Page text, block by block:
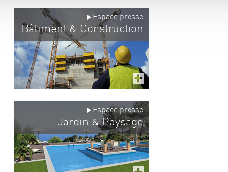
Espace presse
Bâtiment& Construction
Espace presse
Jardin &Paysage